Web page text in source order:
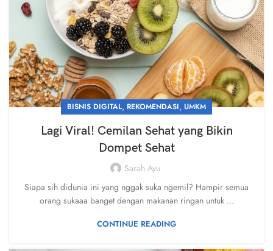
BISNIS DIGITAL, REKOMENDASI, UMKM
Lagi Viral! Cemilan Sehat yang Bikin
Dompet Sehat
Sarah Ayu
Siapa sih didunia ini yang nggak suka ngemil? Hampir semua
orang sukaaa banget dengan makanan ringan untuk ...
CONTINUE READING